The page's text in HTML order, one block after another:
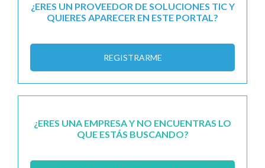
¿ERES UN PROVEEDOR DE SOLUCIONES TIC Y
QUIERES APARECER EN ESTE PORTAL?
REGISTRARME
¿ERES UNA EMPRESA Y NO ENCUENTRAS LO
QUE ESTÁS BUSCANDO?